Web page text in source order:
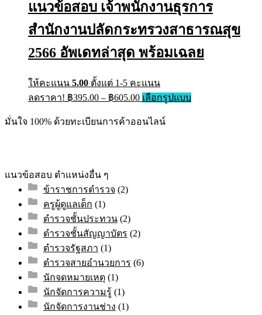
options
be
chosen
on
the
แนวข้อสอบ เจ้าพนักงานธุรการ
สำนักงานปลัดกระทรวงสาธารณสุข
2566 อัพเดทล่าสุด พร้อมเฉลย
ให้คะแนน 5.00 ตั้งแต่ 1-5 คะแนน
ลดราคา! ฿395.00 – ฿605.00Price
range:
฿395.00
เลือกรูปแบบThis
product
มั่นใจ 100% ด้วยทะเบียนการค้าออนไลน์
แนวข้อสอบ ตำแหน่งอื่น ๆ
ข้าราชการตำรวจ (2)
ครูผู้ดูแลเด็ก (1)
ตำรวจชั้นประทวน (2)
ตำรวจชั้นสัญญาบัตร (2)
ตำรวจรัฐสภา (1)
ตำรวจสายอำนวยการ (6)
นักจดหมายเหตุ (1)
นักจัดการความรู้ (1)
นักจัดการงานช่าง (1)